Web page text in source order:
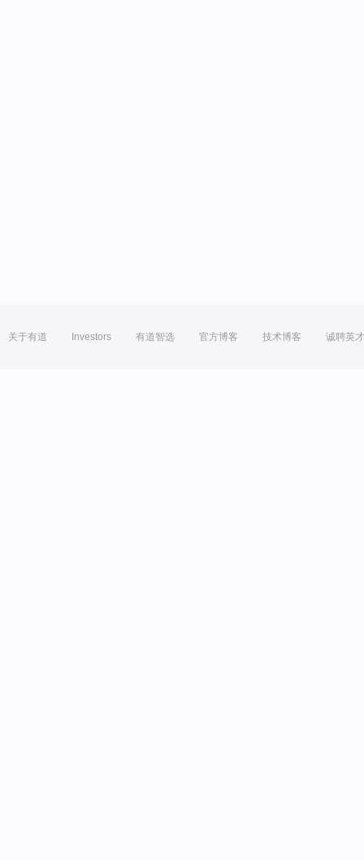
关于有道 Investors 有道智选 官方博客 技术博客 诚聘英才